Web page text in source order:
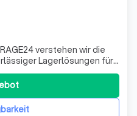
verstehen wir die
Lagerlösungen für
Erfahrung in
Palette an
über
reic